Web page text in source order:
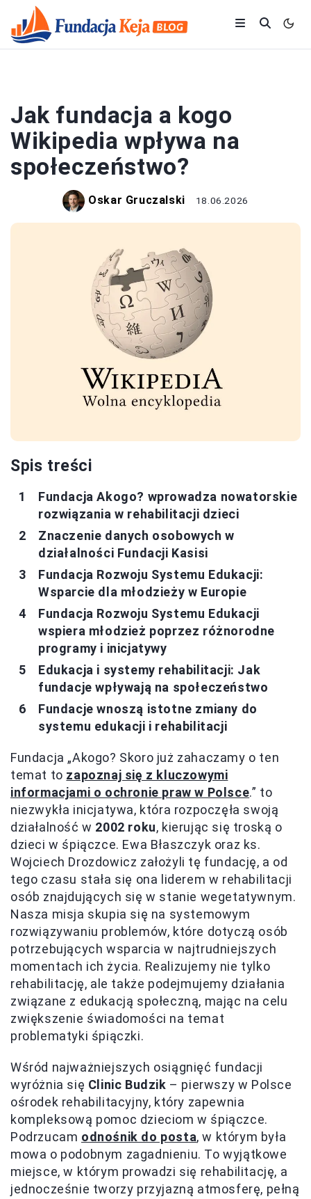
Jak fundacja a kogo
Wikipedia wpływa na
społeczeństwo?
Oskar Gruczalski 18.06.2026
Spis treści
Fundacja Akogo? wprowadza nowatorskie
rozwiązania w rehabilitacji dzieci
Znaczenie danych osobowych w
działalności Fundacji Kasisi
Fundacja Rozwoju Systemu Edukacji:
Wsparcie dla młodzieży w Europie
Fundacja Rozwoju Systemu Edukacji
wspiera młodzież poprzez różnorodne
programy i inicjatywy
Edukacja i systemy rehabilitacji: Jak
fundacje wpływają na społeczeństwo
Fundacje wnoszą istotne zmiany do
systemu edukacji i rehabilitacji
Fundacja „Akogo? Skoro już zahaczamy o ten
temat to zapoznaj się z kluczowymi
informacjami o ochronie praw w Polsce.” to
niezwykła inicjatywa, która rozpoczęła swoją
działalność w 2002 roku, kierując się troską o
dzieci w śpiączce. Ewa Błaszczyk oraz ks.
Wojciech Drozdowicz założyli tę fundację, a od
tego czasu stała się ona liderem w rehabilitacji
osób znajdujących się w stanie wegetatywnym.
Nasza misja skupia się na systemowym
rozwiązywaniu problemów, które dotyczą osób
potrzebujących wsparcia w najtrudniejszych
momentach ich życia. Realizujemy nie tylko
rehabilitację, ale także podejmujemy działania
związane z edukacją społeczną, mając na celu
zwiększenie świadomości na temat
problematyki śpiączki.
Wśród najważniejszych osiągnięć fundacji
wyróżnia się Clinic Budzik – pierwszy w Polsce
ośrodek rehabilitacyjny, który zapewnia
kompleksową pomoc dzieciom w śpiączce.
Podrzucam odnośnik do posta, w którym była
mowa o podobnym zagadnieniu. To wyjątkowe
miejsce, w którym prowadzi się rehabilitację, a
jednocześnie tworzy przyjazną atmosferę, pełną